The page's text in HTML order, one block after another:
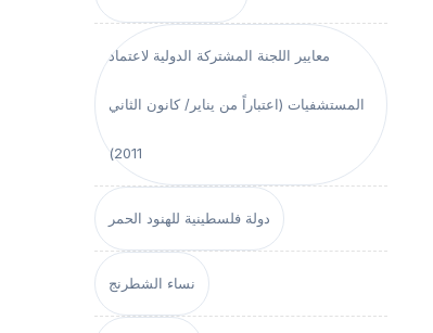
معايير اللجنة المشتركة الدولية لاعتماد
المستشفيات (اعتباراً من يناير/ كانون الثاني
2011)
دولة فلسطينية للهنود الحمر
نساء الشطرنج